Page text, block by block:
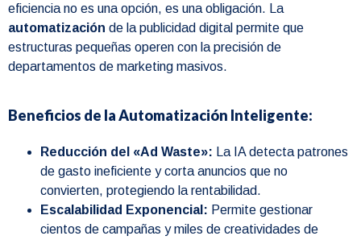
eficiencia no es una opción, es una obligación. La
automatización de la publicidad digital permite que
estructuras pequeñas operen con la precisión de
departamentos de marketing masivos.
Beneficios de la Automatización Inteligente:
Reducción del «Ad Waste»: La IA detecta patrones
de gasto ineficiente y corta anuncios que no
convierten, protegiendo la rentabilidad.
Escalabilidad Exponencial: Permite gestionar
cientos de campañas y miles de creatividades de